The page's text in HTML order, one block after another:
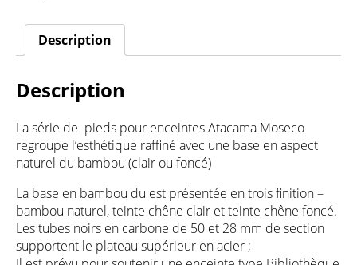
Description
Description
La série de pieds pour enceintes Atacama Moseco
regroupe l’esthétique raffiné avec une base en aspect
naturel du bambou (clair ou foncé)
La base en bambou du est présentée en trois finition –
bambou naturel, teinte chêne clair et teinte chêne foncé.
Les tubes noirs en carbone de 50 et 28 mm de section
supportent le plateau supérieur en acier ;